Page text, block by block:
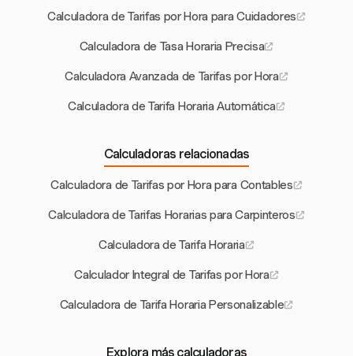
Calculadora de Tarifas por Hora para Cuidadores
Calculadora de Tasa Horaria Precisa
Calculadora Avanzada de Tarifas por Hora
Calculadora de Tarifa Horaria Automática
Calculadoras relacionadas
Calculadora de Tarifas por Hora para Contables
Calculadora de Tarifas Horarias para Carpinteros
Calculadora de Tarifa Horaria
Calculador Integral de Tarifas por Hora
Calculadora de Tarifa Horaria Personalizable
Explora más calculadoras